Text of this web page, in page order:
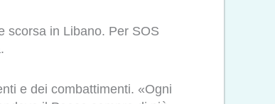
scorsa in Libano. Per SOS
e dei combattimenti. «Ogni